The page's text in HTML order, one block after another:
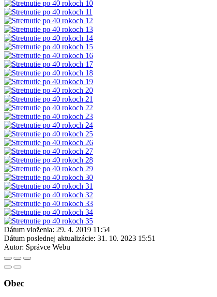
Dátum vloženia: 29. 4. 2019 11:54
Dátum poslednej aktualizácie: 31. 10. 2023 15:51
Autor: Správce Webu
Obec